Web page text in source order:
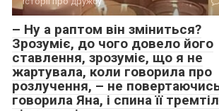
– Ну а раптом він зміниться?
Зрозуміє, до чого довело його
ставлення, зрозуміє, що я не
жартувала, коли говорила про
розлучення, – не
говорила Яна, і спина її